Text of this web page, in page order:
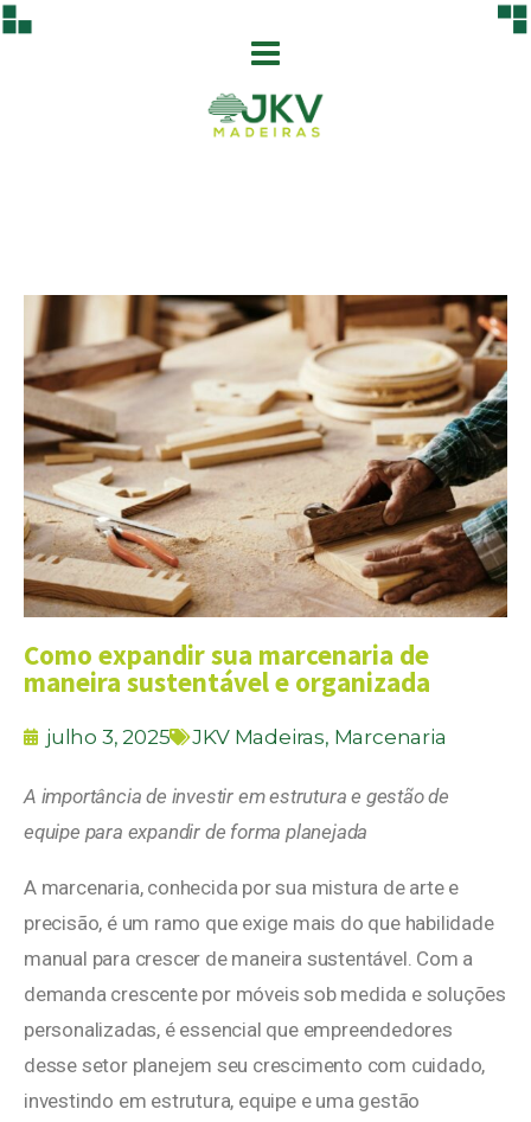
Como expandir sua marcenaria de
maneira sustentável e organizada
julho 3, 2025 JKV Madeiras, Marcenaria
A importância de investir em estrutura e gestão de
equipe para expandir de forma planejada
A marcenaria, conhecida por sua mistura de arte e
precisão, é um ramo que exige mais do que habilidade
manual para crescer de maneira sustentável. Com a
demanda crescente por móveis sob medida e soluções
personalizadas, é essencial que empreendedores
desse setor planejem seu crescimento com cuidado,
investindo em estrutura, equipe e uma gestão